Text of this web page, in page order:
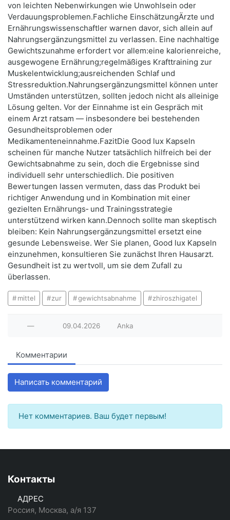
von leichten Nebenwirkungen wie Unwohlsein oder
Verdauungsproblemen.Fachliche EinschätzungÄrzte und
Ernährungswissenschaftler warnen davor, sich allein auf
Nahrungsergänzungsmittel zu verlassen. Eine nachhaltige
Gewichtszunahme erfordert vor allem:eine kalorienreiche,
ausgewogene Ernährung;regelmäßiges Krafttraining zur
Muskelentwicklung;ausreichenden Schlaf und
Stressreduktion.Nahrungsergänzungsmittel können unter
Umständen unterstützen, sollten jedoch nicht als alleinige
Lösung gelten. Vor der Einnahme ist ein Gespräch mit
einem Arzt ratsam — insbesondere bei bestehenden
Gesundheitsproblemen oder
Medikamenteneinnahme.FazitDie Good lux Kapseln
scheinen für manche Nutzer tatsächlich hilfreich bei der
Gewichtsabnahme zu sein, doch die Ergebnisse sind
individuell sehr unterschiedlich. Die positiven
Bewertungen lassen vermuten, dass das Produkt bei
richtiger Anwendung und in Kombination mit einer
gezielten Ernährungs‑ und Trainingsstrategie
unterstützend wirken kann.Dennoch sollte man skeptisch
bleiben: Kein Nahrungsergänzungsmittel ersetzt eine
gesunde Lebensweise. Wer Sie planen, Good lux Kapseln
einzunehmen, konsultieren Sie zunächst Ihren Hausarzt.
Gesundheit ist zu wertvoll, um sie dem Zufall zu
überlassen.
mittel zur gewichtsabnahme zhiroszhigatel
— 09.04.2026 Anka
Комментарии
Написать комментарий
Нет комментариев. Ваш будет первым!
Контакты
АДРЕС
Россия, Москва, а/я 137